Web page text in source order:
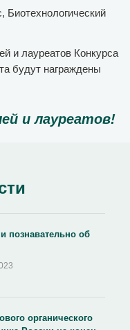
Биотехнологический
и лауреатов Конкурса
будут награждены
и лауреатов!
познавательно об
органического